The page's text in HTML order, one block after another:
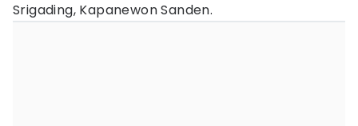
Srigading, Kapanewon Sanden.